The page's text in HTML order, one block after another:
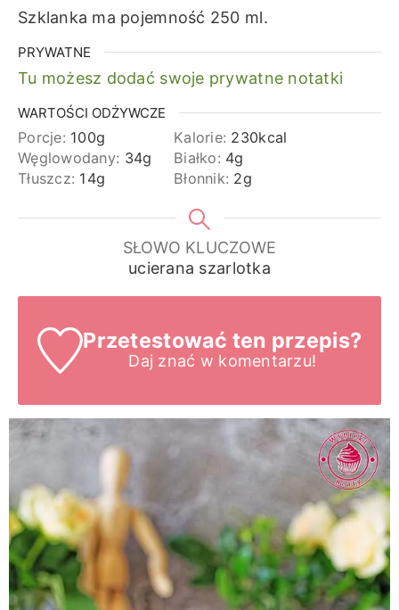
Szklanka ma pojemność 250 ml.
PRYWATNE
Tu możesz dodać swoje prywatne notatki
WARTOŚCI ODŻYWCZE
Porcje: 100g Kalorie: 230kcal
Węglowodany: 34g Białko: 4g
Tłuszcz: 14g Błonnik: 2g
SŁOWO KLUCZOWE
ucierana szarlotka
Przetestować ten przepis?
Daj znać w komentarzu!